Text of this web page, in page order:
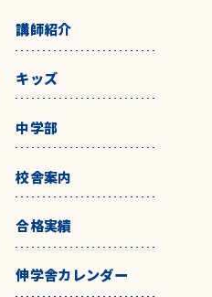
講師紹介
キッズ
中学部
校舎案内
合格実績
伸学舎カレンダー